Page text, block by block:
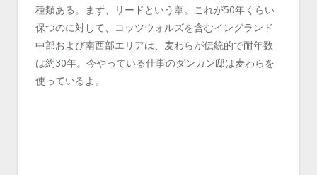
種類ある。まず、リードという葦。これが50年くらい
保つのに対して、コッツウォルズを含むイングランド
中部および南西部エリアは、麦わらが伝統的で耐年数
は約30年。今やっている仕事のダンカン邸は麦わらを
使っているよ。